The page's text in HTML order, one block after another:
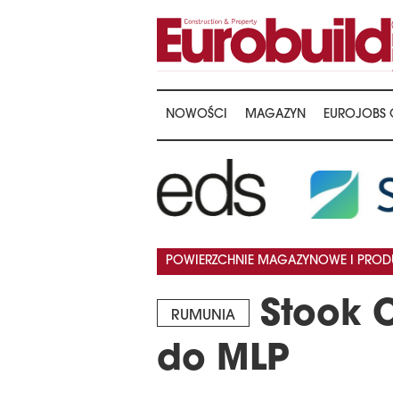
NOWOŚCI MAGAZYN EUROJOBS
RUMUNIA
Stook
do MLP
POWIERZCHNIE MAGAZYNOWE I